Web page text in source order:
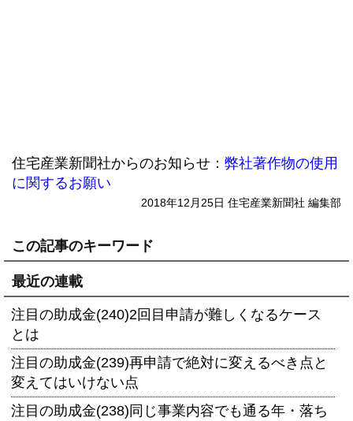
住宅産業新聞社からのお知らせ： 弊社著作物の使用
に関するお願い
2018年12月25日 住宅産業新聞社 編集部
この記事のキーワード
最近の連載
注目の助成金(240)2回目申請が難しくなるケース
とは
注目の助成金(239)再申請で絶対に変えるべき点と
変えてはいけない点
注目の助成金(238)同じ事業内容でも通る年・落ち